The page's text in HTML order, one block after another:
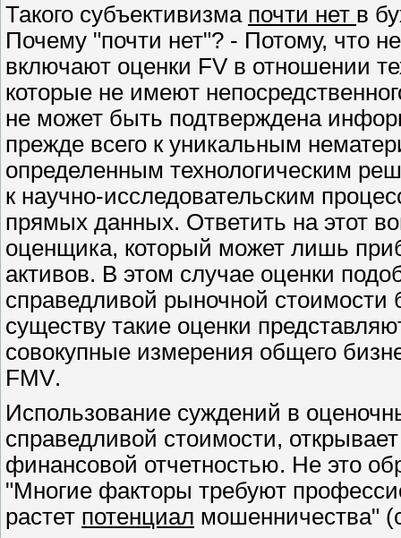
Такого субъективизма почти нет в
Почему "почти нет"? - Потому, что
включают оценки FV в отношении
которые не имеют
не может быть подтверждена
прежде всего к уникальным
определенным технологическим
к научно-исследовательским
прямых данных. Ответить на этот
оценщика, который может лишь
активов. В этом случае оценки
справедливой рыночной стоимости
существу такие оценки
совокупные измерения общего
FMV.
Использование суждений в
справедливой стоимости,
финансовой отчетностью. Не это
"Многие факторы требуют
растет потенциал мошенничества"